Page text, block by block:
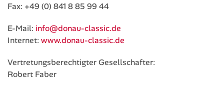
Fax: +49 (0) 841 8 85 99 44
E-Mail: info@donau-classic.de
Internet: www.donau-classic.de
Vertretungsberechtigter Gesellschafter:
Robert Faber